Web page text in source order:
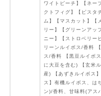
ワイトピーチ】【ネー
クトフィグ】【ピスタ
ム】【マスカット】【
リー】【グリーンアッ
ニー】【ストロベリー
リーンルイボス/香料
ス/香料 【黒豆ルイボ
に大豆を含む) 【玄米
産) 【あずきルイボス
ス】有機ルイボス、は
ン)/香料、甘味料(アス